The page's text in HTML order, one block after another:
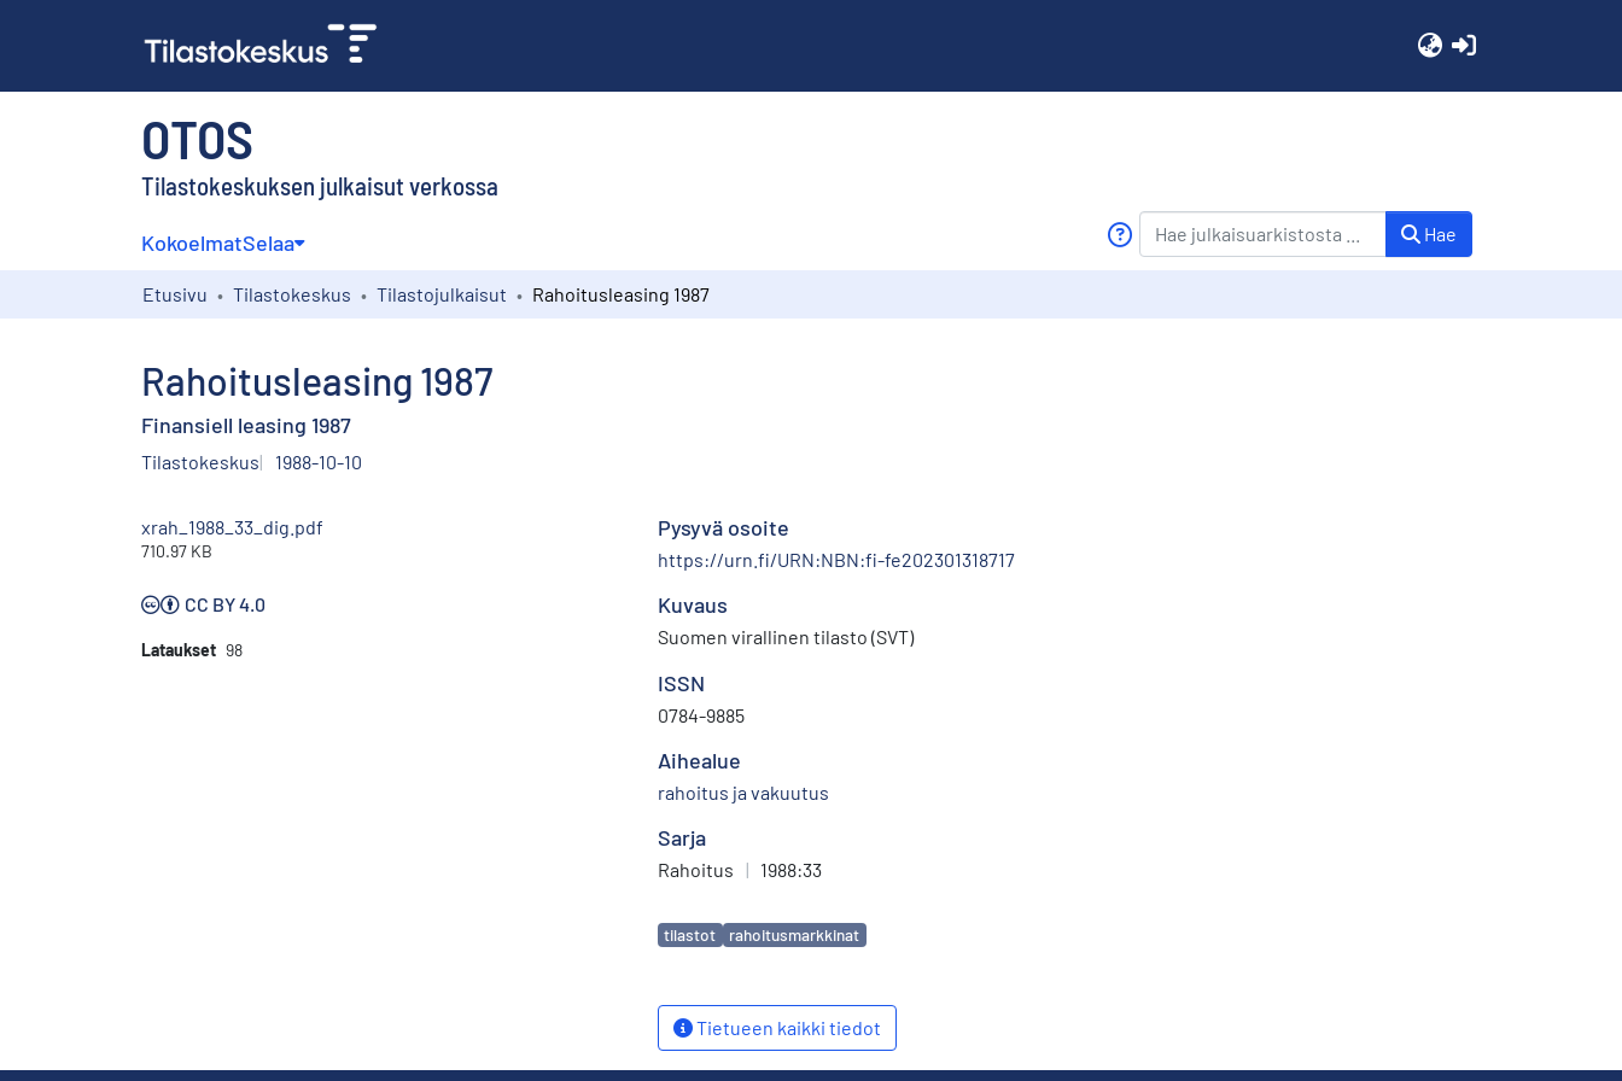
OTOS
Tilastokeskuksen julkaisut verkossa
KokoelmatSelaa Hae
Etusivu Tilastokeskus Tilastojulkaisut Rahoitusleasing 1987
Rahoitusleasing 1987
Finansiell leasing 1987
Tilastokeskus 1988-10-10
xrah_1988_33_dig.pdf
710.97 KB
CC BY 4.0
Lataukset 98
Pysyvä osoite
https://urn.fi/URN:NBN:fi-fe202301318717
Kuvaus
Suomen virallinen tilasto (SVT)
ISSN
0784-9885
Aihealue
rahoitus ja vakuutus
Sarja
Rahoitus | 1988:33
Avainsanat
tilastot rahoitusmarkkinat
Tietueen kaikki tiedot